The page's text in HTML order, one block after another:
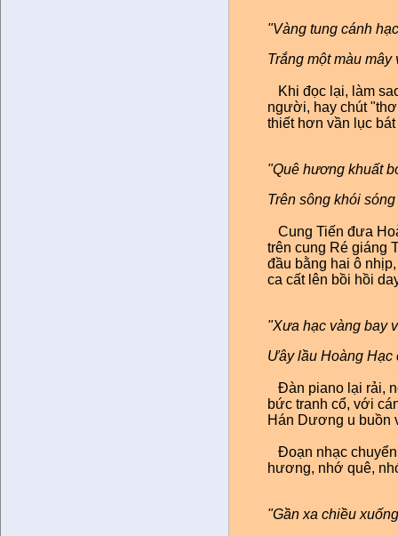
"Vàng tung cánh
Trắng một màu mây
Khi đọc lại, làm
người, hay chút
thiết hơn vần lục
"Quê hương khuất
Trên sông khói
Cung Tiến đưa
trên cung Ré giáng
đầu bằng hai ô
ca cất lên bồi hồi
"Xưa hạc vàng bay
Ưây lầu Hoàng Hạc
Đàn piano lại rải,
bức tranh cổ, với
Hán Dương u buồn
Đoạn nhạc
hương, nhớ quê,
"Gần xa chiều